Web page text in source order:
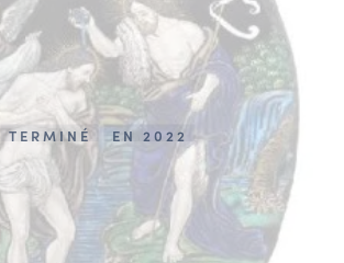
TERMINÉ EN 2022